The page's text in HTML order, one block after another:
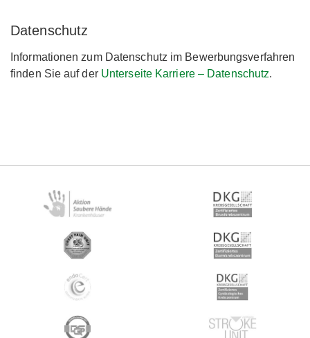
Datenschutz
Informationen zum Datenschutz im Bewerbungsverfahren
finden Sie auf der Unterseite Karriere – Datenschutz.